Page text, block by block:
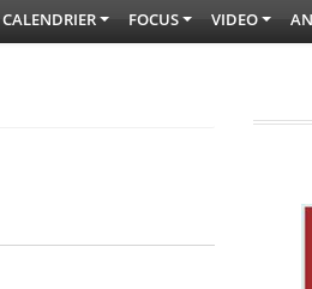
CALENDRIER FOCUS VIDEO